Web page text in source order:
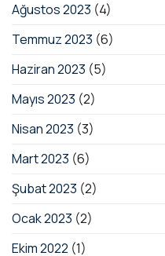
Ağustos 2023 (4)
Temmuz 2023 (6)
Haziran 2023 (5)
Mayıs 2023 (2)
Nisan 2023 (3)
Mart 2023 (6)
Şubat 2023 (2)
Ocak 2023 (2)
Ekim 2022 (1)